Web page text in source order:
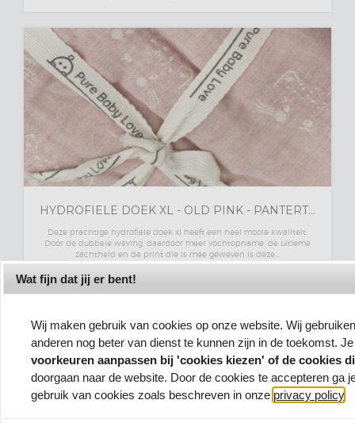
HYDROFIELE DOEK XL - OLD PINK - PANTERTJES
Deze prachtige hydrofiele doek xl heeft een heel mooie kwaliteit.
Door de dubbele weving, daardoor meer vochtopname, de ultieme
zachtheid en de print die is mee geweven is deze...
19,
MEER INFO BESTELLEN
Wat fijn dat jij er bent!
Wij maken gebruik van cookies op onze website. Wij
anderen nog beter van dienst te kunnen zijn in de toekomst.
voorkeuren aanpassen bij 'cookies kiezen' of de cookies
doorgaan naar de website. Door de cookies te accepteren ga
gebruik van cookies zoals beschreven in onze privacy policy